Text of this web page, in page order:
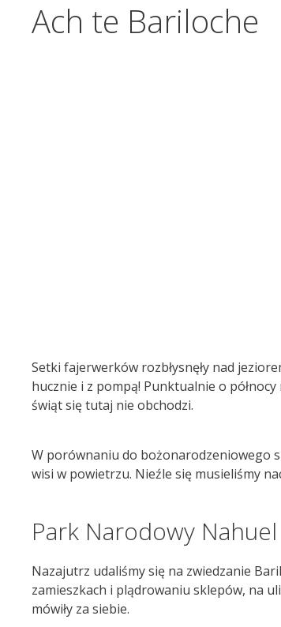
Ach te Bariloche
Setki fajerwerków rozbłysnęły nad
hucznie i z pompą! Punktualnie o
świąt się tutaj nie obchodzi.
W porównaniu do bożonarodzeniowego
wisi w powietrzu. Nieźle się musieliśmy
Park Narodowy
Nazajutrz udaliśmy się na zwiedzanie
zamieszkach i plądrowaniu sklepów, na
mówiły za siebie.